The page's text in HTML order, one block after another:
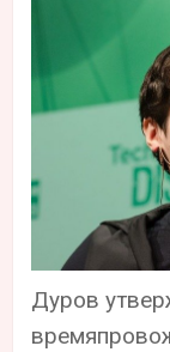
Дуров